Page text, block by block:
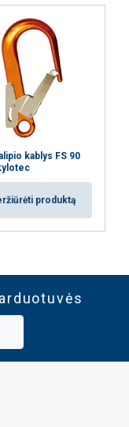
kablys FS 90
produktą